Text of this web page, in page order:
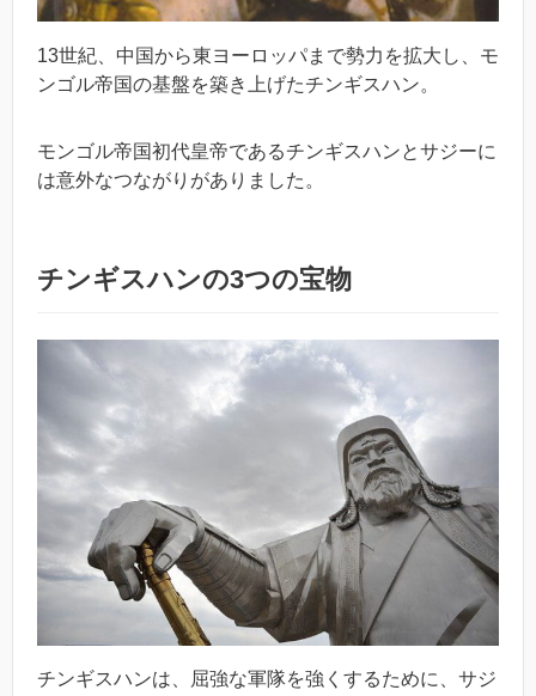
13世紀、中国から東ヨーロッパまで勢力を拡大し、モ
ンゴル帝国の基盤を築き上げたチンギスハン。
モンゴル帝国初代皇帝であるチンギスハンとサジーに
は意外なつながりがありました。
チンギスハンの3つの宝物
チンギスハンは、屈強な軍隊を強くするために、サジ